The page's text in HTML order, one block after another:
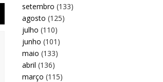
setembro (133)
agosto (125)
julho (110)
junho (101)
maio (133)
abril (136)
março (115)